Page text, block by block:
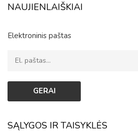
NAUJIENLAIŠKIAI
Elektroninis paštas
SĄLYGOS IR TAISYKLĖS